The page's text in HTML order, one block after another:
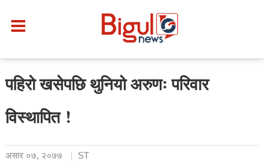
पहिरो खसेपछि थुनियो अरुणः परिवार
विस्थापित !
असार ०७, २०७७ ST